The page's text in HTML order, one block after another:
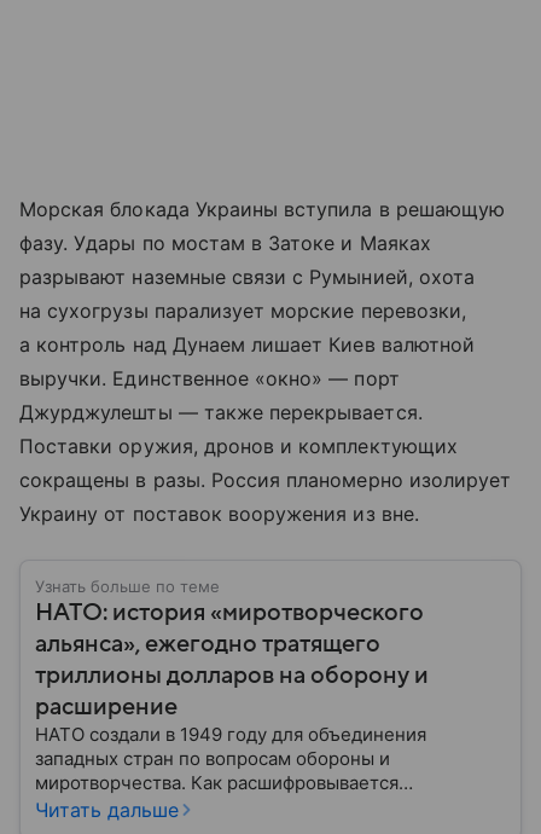
Морская блокада Украины вступила в решающую
фазу. Удары по мостам в Затоке и Маяках
разрывают наземные связи с Румынией, охота
на сухогрузы парализует морские перевозки,
а контроль над Дунаем лишает Киев валютной
выручки. Единственное «окно» — порт
Джурджулешты — также перекрывается.
Поставки оружия, дронов и комплектующих
сокращены в разы. Россия планомерно изолирует
Украину от поставок вооружения из вне.
Узнать больше по теме
НАТО: история «миротворческого
альянса», ежегодно тратящего
триллионы долларов на оборону и
расширение
НАТО создали в 1949 году для объединения
западных стран по вопросам обороны и
миротворчества. Как расшифровывается
аббревиатура, для чего задумывали группировку и к
Читать дальше